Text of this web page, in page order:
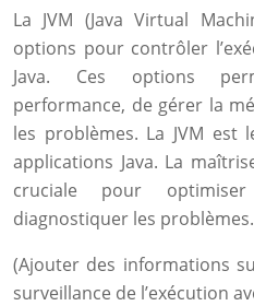
La JVM (Java Virtual
options pour contrôler
Java. Ces options
performance, de gérer la
les problèmes. La JVM est
applications Java. La
cruciale pour
diagnostiquer les problèmes.
(Ajouter des informations
surveillance de l’exécution